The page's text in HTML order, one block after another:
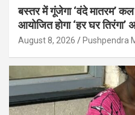
बस्तर में गूंजेगा ‘वंदे मातरम’
आयोजित होगा ‘हर घर तिरंगा’
August 8, 2026 Pushpendra